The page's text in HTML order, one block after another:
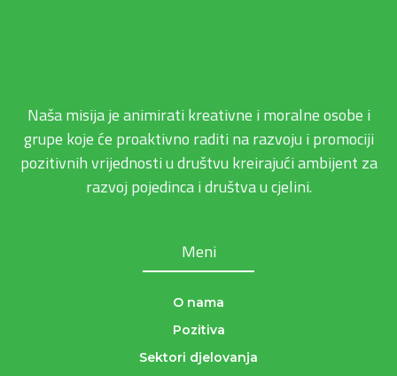
Naša misija je animirati kreativne i moralne osobe i
grupe koje će proaktivno raditi na razvoju i promociji
pozitivnih vrijednosti u društvu kreirajući ambijent za
razvoj pojedinca i društva u cjelini.
Meni
O nama
Pozitiva
Sektori djelovanja